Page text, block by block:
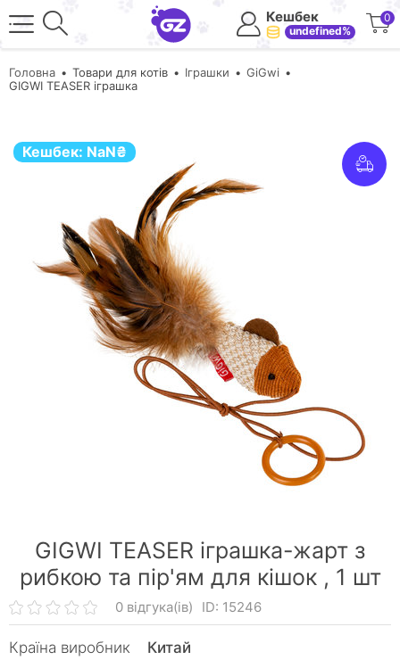
Кешбек
undefined%
0
Головна Товари для котів Іграшки
GiGwi
GIGWI TEASER іграшка
Кешбек: NaN₴
GIGWI TEASER іграшка-жарт з
рибкою та пір'ям для кішок , 1 шт
0 відгука(ів) ID: 15246
Країна виробник
Китай